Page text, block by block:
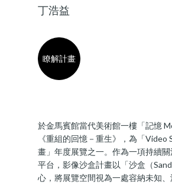
丁浩益
瞭解計畫
於金馬賓館當代美術館一樓「記憶
《重組的回憶－重生》，為「Video
畫」年度展覽之一。作為一項持續
平台，影像沙盒計畫以「沙盒（
心，將展覽空間視為一處容納未知